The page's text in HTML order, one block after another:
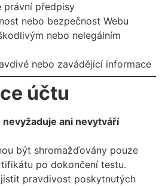
právní předpisy
nebo bezpečnost Webu
nebo nelegálním
nebo zavádějící informace
účtu
nevyžaduje ani nevytváří
být shromažďovány pouze
po dokončení testu.
pravdivost poskytnutých